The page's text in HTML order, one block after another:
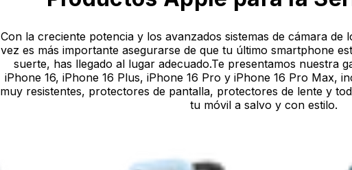
Con la creciente potencia y los avanzados sistemas de cámara de
vez es más importante asegurarse de que tu último smartphone
suerte, has llegado al lugar adecuado.Te presentamos nuestra
iPhone 16, iPhone 16 Plus, iPhone 16 Pro y iPhone 16 Pro Max,
muy resistentes, protectores de pantalla, protectores de lente y
tu móvil a salvo y con estilo.